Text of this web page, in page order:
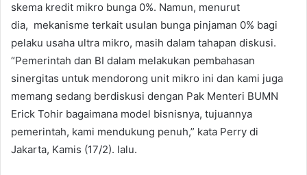
skema kredit mikro bunga 0%. Namun, menurut
dia, mekanisme terkait usulan bunga pinjaman 0% bagi
pelaku usaha ultra mikro, masih dalam tahapan diskusi.
“Pemerintah dan BI dalam melakukan pembahasan
sinergitas untuk mendorong unit mikro ini dan kami juga
memang sedang berdiskusi dengan Pak Menteri BUMN
Erick Tohir bagaimana model bisnisnya, tujuannya
pemerintah, kami mendukung penuh,” kata Perry di
Jakarta, Kamis (17/2). lalu.